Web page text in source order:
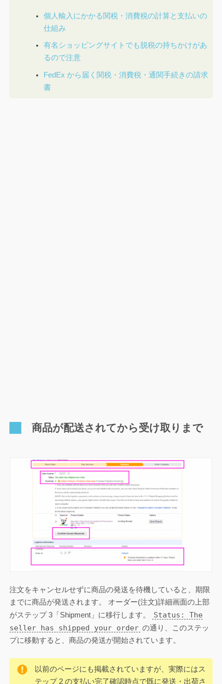
個人輸入にかかる関税・消費税の計算と支払いの
仕組み
有名ショッピングサイトでも脱税の持ちかけがあ
るので注意
FedEx から届く関税・消費税・通関手続きの請求
書
商品が配送されてから受け取りまで
注文をキャンセルせずに商品の発送を待機していると、期限
までに商品が発送されます。 オーダー(注文)詳細画面の上部
がステップ 3「Shipment」に移行します。
Status: The
seller has shipped your order の通り、このステッ
プに移動すると、商品の発送が開始されています。
以前のページにも掲載されていますが、実際にはス
テップ 2 の支払い完了確認時点で既に発送・出荷さ